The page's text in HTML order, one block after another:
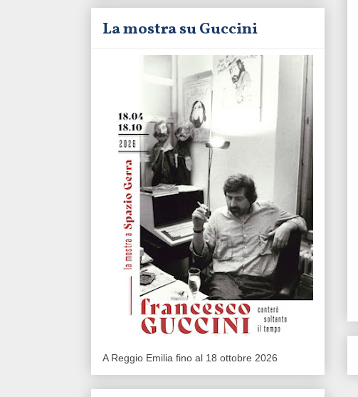
La mostra su Guccini
A Reggio Emilia fino al 18 ottobre 2026